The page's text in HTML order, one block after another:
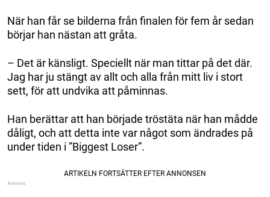
När han får se bilderna från finalen för fem år sedan
börjar han nästan att gråta.
– Det är känsligt. Speciellt när man tittar på det där.
Jag har ju stängt av allt och alla från mitt liv i stort
sett, för att undvika att påminnas.
Han berättar att han började tröstäta när han mådde
dåligt, och att detta inte var något som ändrades på
under tiden i ”Biggest Loser”.